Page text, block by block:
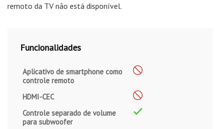
remoto da TV não está disponível.
Funcionalidades
Aplicativo de smartphone como
controle remoto
HDMI-CEC
Controle separado de volume
para subwoofer